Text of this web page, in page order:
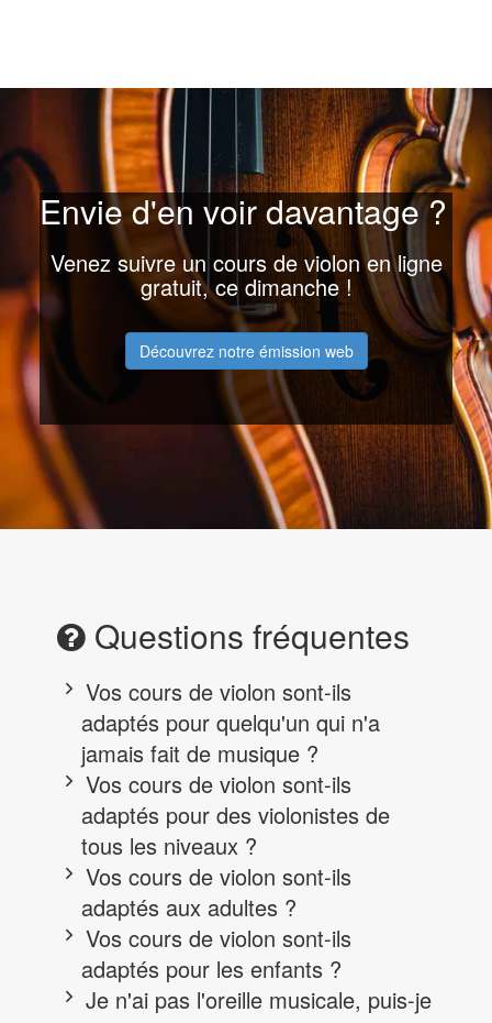
Envie d'en voir davantage ?
Venez suivre un cours de violon en ligne
gratuit, ce dimanche !
Découvrez notre émission web
Questions fréquentes
Vos cours de violon sont-ils
adaptés pour quelqu'un qui n'a
jamais fait de musique ?
Vos cours de violon sont-ils
adaptés pour des violonistes de
tous les niveaux ?
Vos cours de violon sont-ils
adaptés aux adultes ?
Vos cours de violon sont-ils
adaptés pour les enfants ?
Je n'ai pas l'oreille musicale, puis-je